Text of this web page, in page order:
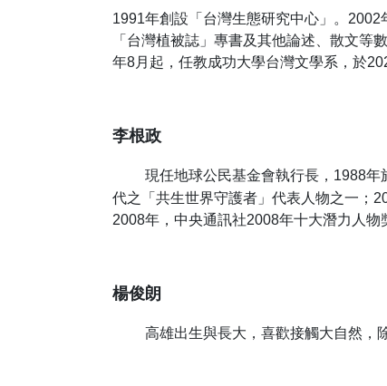
1991年創設「台灣生態研究中心」。
「台灣植被誌」專書及其他論述、散文
年8月起，任教成功大學台灣文學系，於
李根政
現任地球公民基金會執行長，1988
代之「共生世界守護者」代表人物之一；
2008年，中央通訊社2008年十大潛力人
楊俊朗
高雄出生與長大，喜歡接觸大自然，